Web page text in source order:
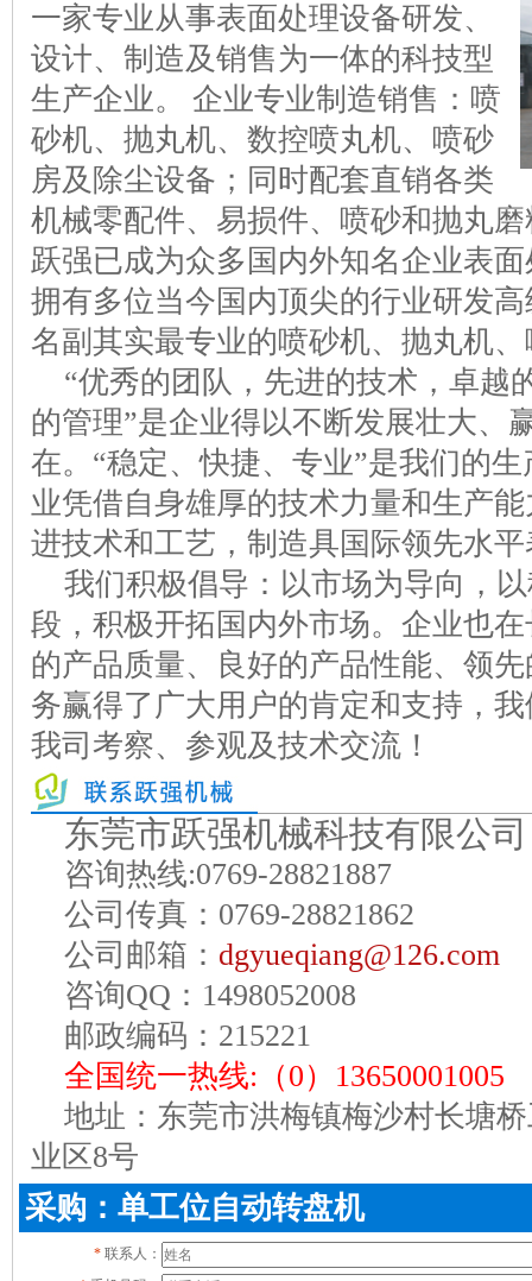
一家专业从事表面处理设备研发、
设计、制造及销售为一体的科技型
生产企业。 企业专业制造销售：喷
砂机、抛丸机、数控喷丸机、喷砂
房及除尘设备；同时配套直销各类
机械零配件、易损件、喷砂和抛丸
跃强已成为众多国内外知名企业表
拥有多位当今国内顶尖的行业研发
名副其实最专业的喷砂机、抛丸机
“优秀的团队，先进的技术，卓越
的管理”是企业得以不断发展壮大、
在。“稳定、快捷、专业”是我们的
业凭借自身雄厚的技术力量和生产
进技术和工艺，制造具国际领先水
我们积极倡导：以市场为导向，
段，积极开拓国内外市场。企业也
的产品质量、良好的产品性能、领
务赢得了广大用户的肯定和支持，
我司考察、参观及技术交流！
东莞市跃强机械科技有限公司
咨询热线:0769-28821887
公司传真：0769-28821862
公司邮箱： dgyueqiang@126.com
咨询QQ：1498052008
邮政编码：215221
全国统一热线:（0）13650001005
地址：东莞市洪梅镇梅沙村长塘
业区8号
采购：单工位自动转盘机
* 联系人：